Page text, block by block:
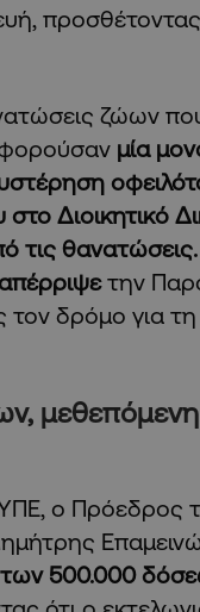
προσθέτοντας
ζώων
μία
Διοικητικό
τις θανατώσεις.
την
τον δρόμο για
ο Πρόεδρος
500.000